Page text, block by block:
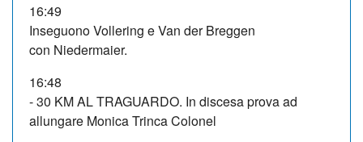
16:49
Inseguono Vollering e Van der Breggen
con Niedermaier.
16:48
- 30 KM AL TRAGUARDO. In discesa prova ad
allungare Monica Trinca Colonel